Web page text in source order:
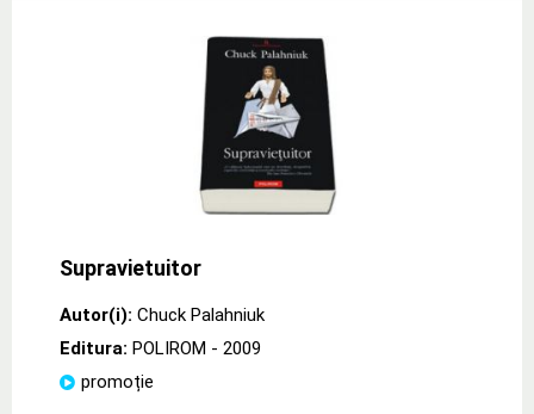
Supravietuitor
Autor(i): Chuck Palahniuk
Editura: POLIROM - 2009
promoție